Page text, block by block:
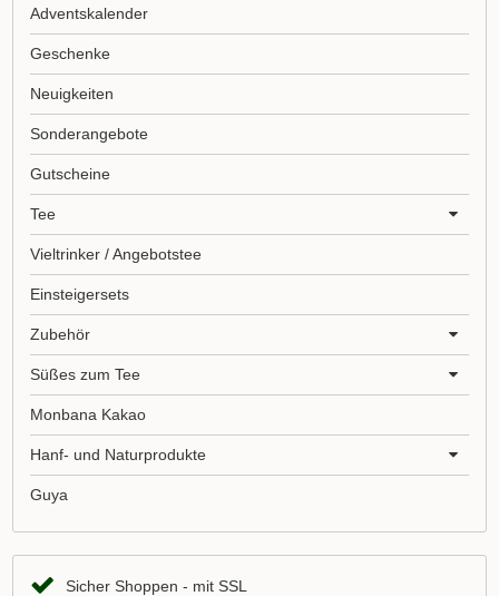
Adventskalender
Geschenke
Neuigkeiten
Sonderangebote
Gutscheine
Tee
Vieltrinker / Angebotstee
Einsteigersets
Zubehör
Süßes zum Tee
Monbana Kakao
Hanf- und Naturprodukte
Guya
Sicher Shoppen - mit SSL